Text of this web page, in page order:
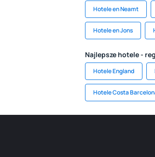
Hotele en Neamt
Hotele en Jons
Najlepsze hotele -
Hotele England
Hotele Costa